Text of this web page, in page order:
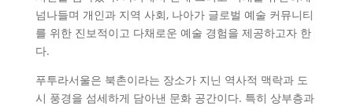
넘나들며 개인과 지역 사회, 나아가 글로벌 예술 커뮤니티
를 위한 진보적이고 다채로운 예술 경험을 제공하고자 한
다.
푸투라서울은 북촌이라는 장소가 지닌 역사적 맥락과 도
시 풍경을 섬세하게 담아낸 문화 공간이다. 특히 상부층과